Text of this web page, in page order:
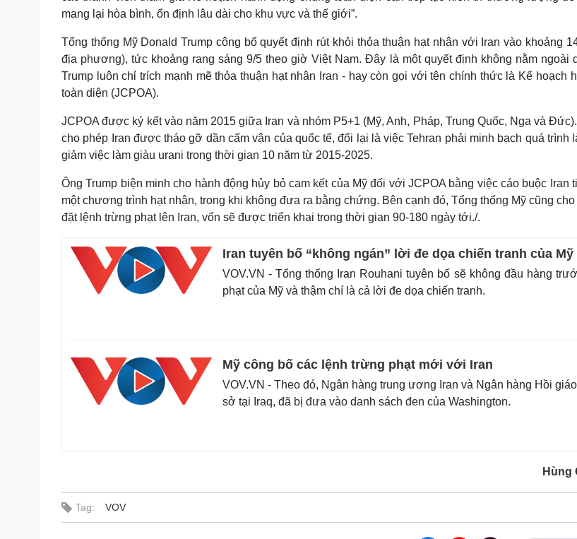
mang lại hòa bình, ổn định lâu dài cho khu vực và thế giới”.
Tổng thống Mỹ Donald Trump công bố quyết định rút khỏi thỏa thuận hạt nhân với Iran vào khoảng
địa phương), tức khoảng rạng sáng 9/5 theo giờ Việt Nam. Đây là một quyết định không nằm ngoài
Trump luôn chỉ trích mạnh mẽ thỏa thuận hạt nhân Iran - hay còn gọi với tên chính thức là Kế hoạch
toàn diện (JCPOA).
JCPOA được ký kết vào năm 2015 giữa Iran và nhóm P5+1 (Mỹ, Anh, Pháp, Trung Quốc, Nga và
cho phép Iran được tháo gỡ dần cấm vận của quốc tế, đổi lại là việc Tehran phải minh bạch quá trình
giảm việc làm giàu urani trong thời gian 10 năm từ 2015-2025.
Ông Trump biện minh cho hành động hủy bỏ cam kết của Mỹ đối với JCPOA bằng việc cáo buộc Iran
một chương trình hạt nhân, trong khi không đưa ra bằng chứng. Bên cạnh đó, Tổng thống Mỹ cũng
đặt lệnh trừng phạt lên Iran, vốn sẽ được triển khai trong thời gian 90-180 ngày tới./.
Iran tuyên bố “không ngán” lời đe dọa chiến tranh của Mỹ
VOV.VN - Tổng thống Iran Rouhani tuyên bố sẽ không đầu hàng
phạt của Mỹ và thậm chí là cả lời đe dọa chiến tranh.
Mỹ công bố các lệnh trừng phạt mới với Iran
VOV.VN - Theo đó, Ngân hàng trung ương Iran và Ngân hàng Hồi
sở tại Iraq, đã bị đưa vào danh sách đen của Washington.
Hùng
Tag: VOV